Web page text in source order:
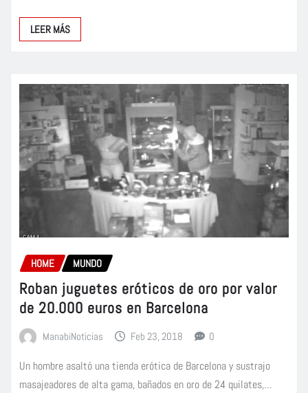
LEER MÁS
HOME MUNDO
Roban juguetes eróticos de oro por valor
de 20.000 euros en Barcelona
ManabiNoticias Feb 23, 2018 0
Un hombre asaltó una tienda erótica de Barcelona y sustrajo
masajeadores de alta gama, bañados en oro de 24 quilates,…